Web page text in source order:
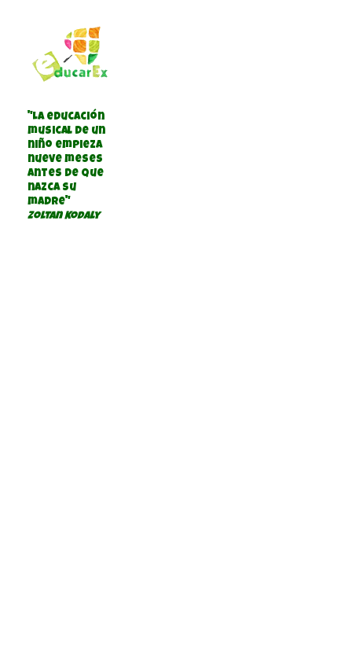
"La educación
musical de un
niño empieza
nueve meses
antes de que
nazca su
madre"
Zoltan Kodaly